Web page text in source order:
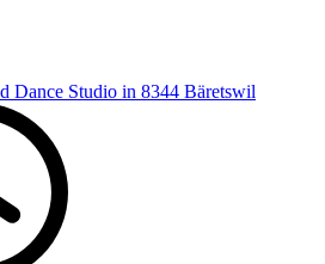
Dance Studio in 8344 Bäretswil